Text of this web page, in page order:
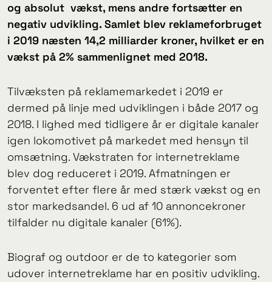
og absolut vækst, mens andre fortsætter en
negativ udvikling. Samlet blev reklameforbruget
i 2019 næsten 14,2 milliarder kroner, hvilket er en
vækst på 2% sammenlignet med 2018.
Tilvæksten på reklamemarkedet i 2019 er
dermed på linje med udviklingen i både 2017 og
2018. I lighed med tidligere år er digitale kanaler
igen lokomotivet på markedet med hensyn til
omsætning. Vækstraten for internetreklame
blev dog reduceret i 2019. Afmatningen er
forventet efter flere år med stærk vækst og en
stor markedsandel. 6 ud af 10 annoncekroner
tilfalder nu digitale kanaler (61%).
Biograf og outdoor er de to kategorier som
udover internetreklame har en positiv udvikling.